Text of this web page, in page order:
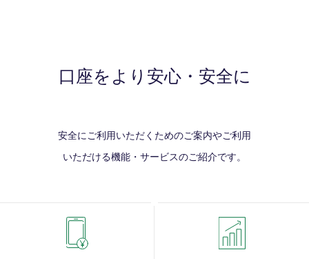
口座をより安心・安全に
安全にご利用いただくためのご案内やご利用
いただける機能・サービスのご紹介です。